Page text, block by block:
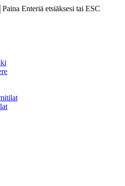
Paina Enteriä etsiäksesi tai ESC